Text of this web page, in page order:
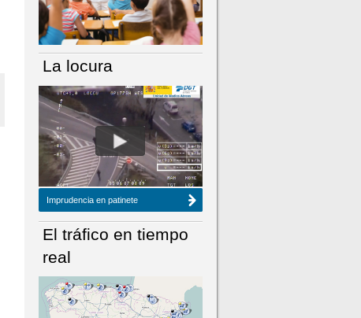
NÚMERO ACTUAL HEMEROTECA
La locura
Imprudencia en patinete
El tráfico en tiempo
real